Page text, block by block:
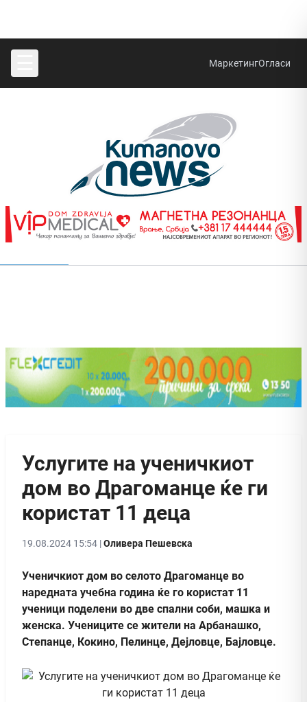
МаркетингОгласи
Услугите на ученичкиот
дом во Драгоманце ќе ги
користат 11 деца
19.08.2024 15:54 |Оливера Пешевска
Ученичкиот дом во селото Драгоманце во
наредната учебна година ќе го користат 11
ученици поделени во две спални соби, машка и
женска. Учениците се жители на Арбанашко,
Степанце, Кокино, Пелинце, Дејловце, Бајловце.